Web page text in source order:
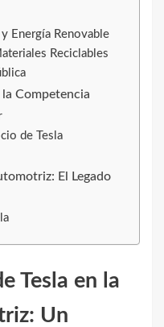
Energía Renovable
Reciclables
la Competencia
de Tesla
El Legado
Tesla en la
Un